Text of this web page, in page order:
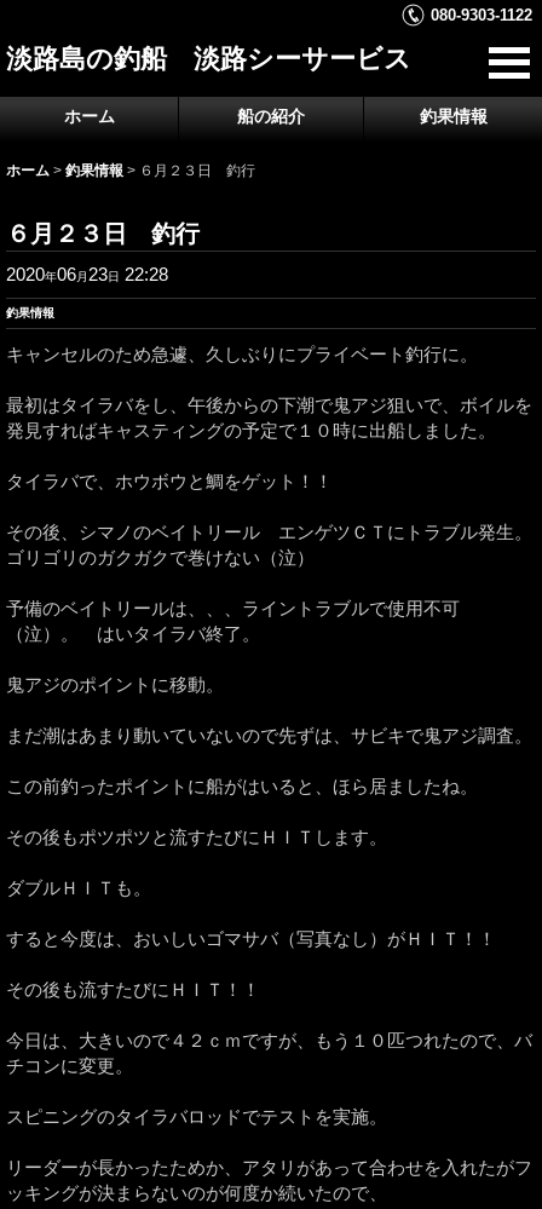
080-9303-1122
淡路島の釣船 淡路シーサービス
ホーム 船の紹介 釣果情報
ホーム > 釣果情報 > ６月２３日 釣行
６月２３日 釣行
2020年06月 23日 22:28
釣果情報
キャンセルのため急遽、久しぶりにプライベート釣行に。
最初はタイラバをし、午後からの下潮で鬼アジ狙いで、ボイルを
発見すればキャスティングの予定で１０時に出船しました。
タイラバで、ホウボウと鯛をゲット！！
その後、シマノのベイトリール エンゲツＣＴにトラブル発生。
ゴリゴリのガクガクで巻けない（泣）
予備のベイトリールは、、、ライントラブルで使用不可
（泣）。 はいタイラバ終了。
鬼アジのポイントに移動。
まだ潮はあまり動いていないので先ずは、サビキで鬼アジ調査。
この前釣ったポイントに船がはいると、ほら居ましたね。
その後もポツポツと流すたびにＨＩＴします。
ダブルＨＩＴも。
すると今度は、おいしいゴマサバ（写真なし）がＨＩＴ！！
その後も流すたびにＨＩＴ！！
今日は、大きいので４２ｃｍですが、もう１０匹つれたので、バ
チコンに変更。
スピニングのタイラバロッドでテストを実施。
リーダーが長かったためか、アタリがあって合わせを入れたがフ
ッキングが決まらないのが何度か続いたので、